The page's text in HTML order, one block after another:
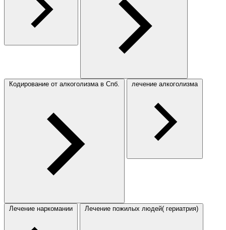
Кодирование от алкоголизма в Спб. лечение алкоголизма
Лечение наркомании Лечение пожилых людей( гериатрия)